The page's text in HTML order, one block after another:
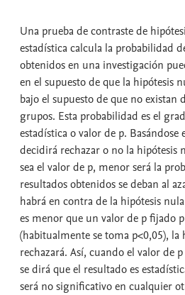
Una prueba de contraste de
estadísticacalcula la probabilidad
obtenidos en una investigación
en el supuesto de que la hipótesis
bajo el supuesto de que no existan
grupos. Esta probabilidad es el
estadísticao valor de p. Basándose
decidirá rechazar o no la hipótesis
sea el valor de p, menor será la
resultados obtenidos se deban al
habrá en contra de la hipótesis
es menor que un valor de p fijado
(habitualmente se toma p<0,05), la
rechazará. Así, cuando el valor de
se dirá que el resultado es
será no significativoen cualquier